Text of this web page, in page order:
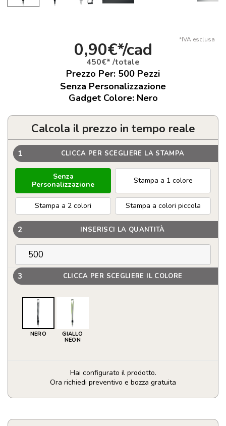
*IVA esclusa
0,90€*/cad
450€* /totale
Prezzo Per: 500 Pezzi
Senza Personalizzazione
Gadget Colore: Nero
Calcola il prezzo in tempo reale
1 CLICCA PER SCEGLIERE LA STAMPA
Senza
Personalizzazione
Stampa a 1 colore
Stampa a 2 colori Stampa a colori piccola
2 INSERISCI LA QUANTITÀ
3 CLICCA PER SCEGLIERE IL COLORE
NERO
GIALLO
NEON
Hai configurato il prodotto.
Ora richiedi preventivo e bozza gratuita
Lanyard
in